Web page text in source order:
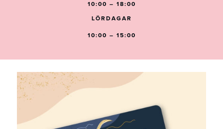
10:00 – 18:00
LÖRDAGAR
10:00 – 15:00